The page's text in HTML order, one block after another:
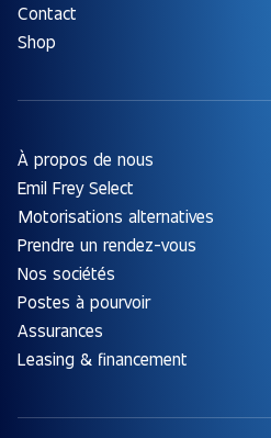
Contact
Shop
À propos de nous
Emil Frey Select
Motorisations alternatives
Prendre un rendez-vous
Nos sociétés
Postes à pourvoir
Assurances
Leasing & financement